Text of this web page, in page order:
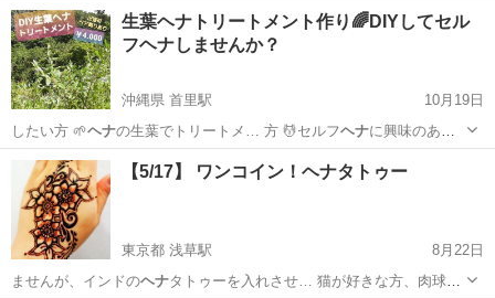
大阪 吹田市 吹田駅 その他 アート
生葉ヘナトリートメント作り🌈DIYしてセル
フヘナしませんか？
沖縄県 首里駅
10月19日
したい方 🌱ヘナ の生葉でトリートメ… 方 💆セルフヘナに興味のある
方 … 縄南城の畑で育てたヘナの生葉を使い、 … 合わせて、 生葉ヘナ
トリートメントを作… 等)で、約70本の
ヘナ
沖縄 南城市 首里駅
【5/17】 ワンコイン！ヘナタトゥー
東京都 浅草駅
8月22日
ませんが、インドのヘナタトゥーを入れさせ… 猫が好きな方、肉球ヘ